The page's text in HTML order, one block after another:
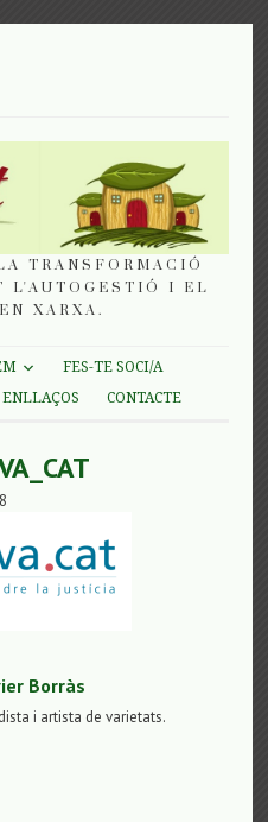
TRANSFORMACIÓ
L'AUTOGESTIÓ I EL
XARXA.
FES-TE SOCI/A
ENLLAÇOS CONTACTE
Borràs
i artista de varietats.